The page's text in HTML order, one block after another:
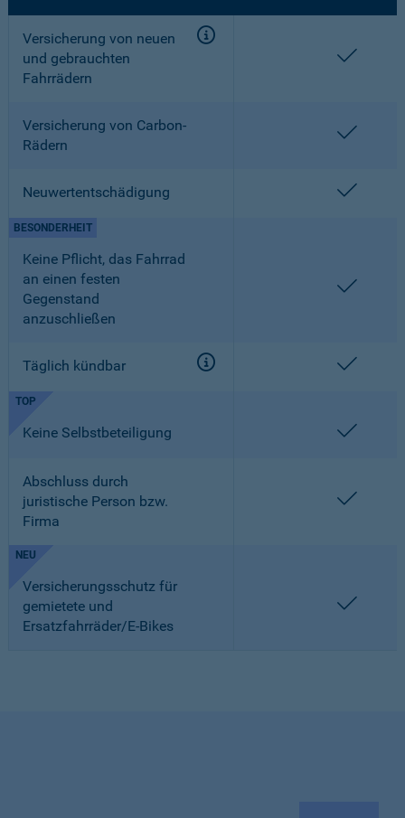
Versicherung von neuen
und gebrauchten
Fahrrädern
Versicherung von Carbon-
Rädern
Neuwertentschädigung
Keine Pflicht, das Fahrrad
an einen festen
Gegenstand
anzuschließen
BESONDERHEIT
Täglich kündbar
TOP
Keine Selbstbeteiligung
Abschluss durch
juristische Person bzw.
Firma
NEU
Versicherungsschutz für
gemietete und
Ersatzfahrräder/E-Bikes